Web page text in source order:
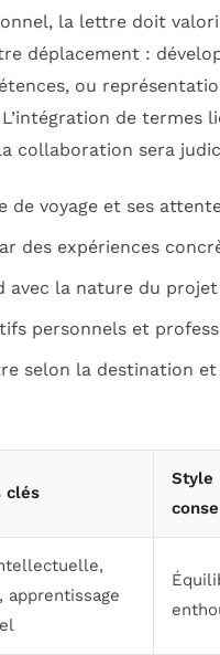
la lettre doit
déplacement :
ou
de termes
collaboration sera
de voyage et ses
des expériences
avec la nature du projet
personnels et
selon la destination et
clés
Style
apprentissage